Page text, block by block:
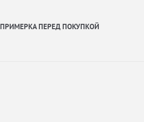
ПРИМЕРКА ПЕРЕД ПОКУПКОЙ